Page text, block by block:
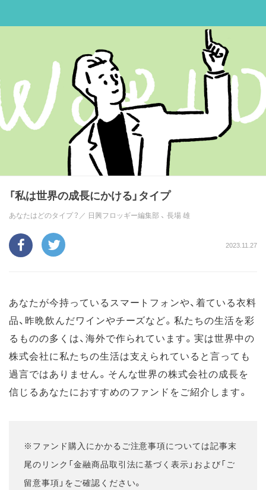
「私は世界の成長にかける」タイプ
あなたはどのタイプ？／ 日興フロッギー編集部 、 長場 雄
2023.11.27
あなたが今持っているスマートフォンや、着ている衣料
品、昨晩飲んだワインやチーズなど。私たちの生活を彩
るものの多くは、海外で作られています。実は世界中の
株式会社に私たちの生活は支えられていると言っても
過言ではありません。そんな世界の株式会社の成長を
信じるあなたにおすすめのファンドをご紹介します。
※ファンド購入にかかるご注意事項については記事末
尾のリンク「金融商品取引法に基づく表示」および「ご
留意事項」をご確認ください。